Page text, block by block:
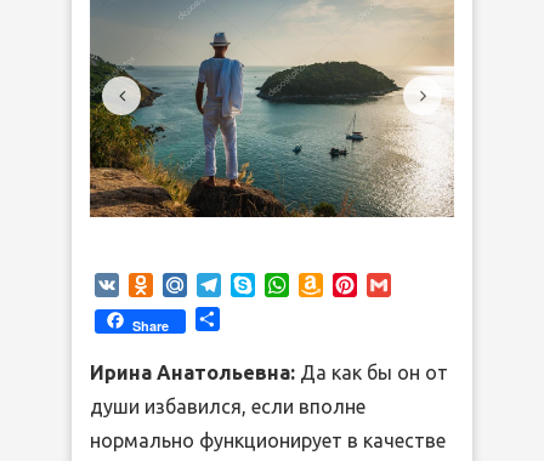
VK Odnoklassniki
Mail.RuTelegram
SkypeWhatsApp
AmazonPinterest
Share
Ирина Анатольевна: Да как бы он от
души избавился, если вполне
нормально функционирует в качестве